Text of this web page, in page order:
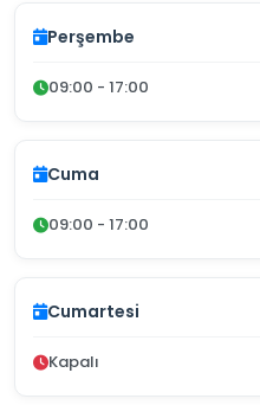
Perşembe
09:00 - 17:00
Cuma
09:00 - 17:00
Cumartesi
Kapalı